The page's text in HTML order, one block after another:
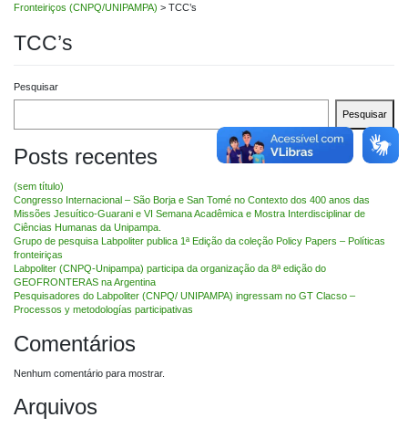
Fronteiriços (CNPQ/UNIPAMPA) > TCC’s
TCC’s
Pesquisar
Pesquisar
Posts recentes
(sem título)
Congresso Internacional – São Borja e San Tomé no Contexto dos 400 anos das
Missões Jesuítico-Guarani e VI Semana Acadêmica e Mostra Interdisciplinar de
Ciências Humanas da Unipampa.
Grupo de pesquisa Labpoliter publica 1ª Edição da coleção Policy Papers – Políticas
fronteiriças
Labpoliter (CNPQ-Unipampa) participa da organização da 8ª edição do
GEOFRONTERAS na Argentina
Pesquisadores do Labpoliter (CNPQ/ UNIPAMPA) ingressam no GT Clacso –
Processos y metodologías participativas
Comentários
Nenhum comentário para mostrar.
Arquivos